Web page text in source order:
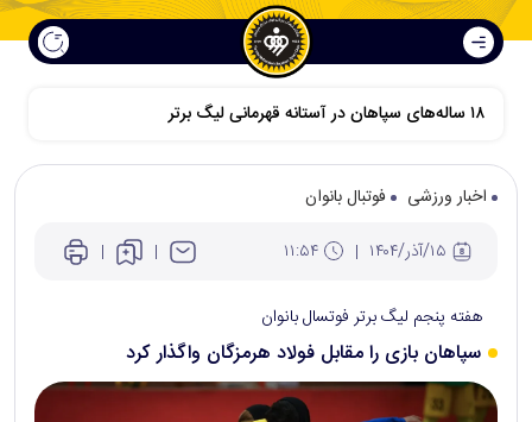
اخبار ورزشی
فوتبال بانوان
هفته پنجم لیگ برتر فوتسال بانوان
سپاهان بازی را مقابل فولاد هرمزگان واگذار کرد